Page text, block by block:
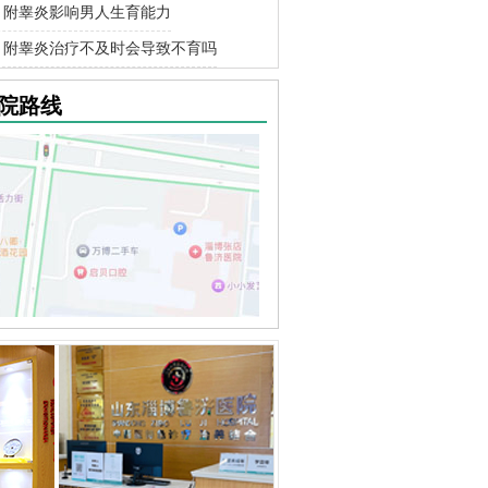
附睾炎影响男人生育能力
附睾炎治疗不及时会导致不育吗
路线